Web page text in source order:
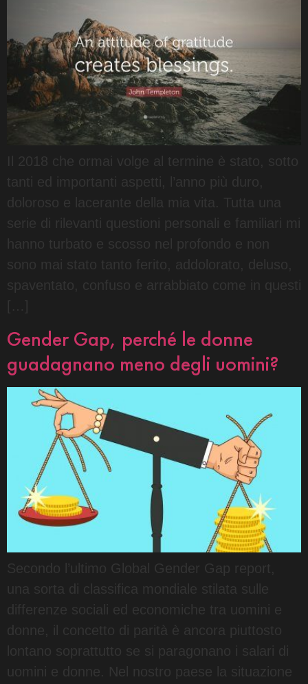
Il 2018 che ormai volge al termine è stato, sotto
tanti ed importanti aspetti, l’anno più duro,
doloroso e lacerante della mia vita. Tutta una
serie di rilevanti questioni personali e familiari mi
hanno turbato e scosso nel profondo e non
sono mai stato tanto ferito, addolorato, deluso,
spaventato, confuso e arrabbiato come in questi
Gender Gap, perché le donne
guadagnano meno degli uomini?
Secondo l’ultimo Global Gender Gap report,
una sorta di classifica mondiale stilata sulle
differenze sociali ed economiche tra uomini e
donne, il concetto di parità è ancora piuttosto
lontano soprattutto se si paragonano i salari di
uomini e donne. Nel nostro paese la situazione